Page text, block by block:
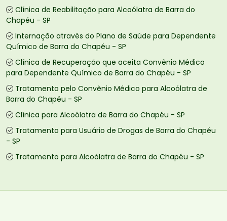
Clínica de Reabilitação para Alcoólatra de Barra do
Chapéu - SP
Internação através do Plano de Saúde para Dependente
Químico de Barra do Chapéu - SP
Clínica de Recuperação que aceita Convênio Médico
para Dependente Químico de Barra do Chapéu - SP
Tratamento pelo Convênio Médico para Alcoólatra de
Barra do Chapéu - SP
Clínica para Alcoólatra de Barra do Chapéu - SP
Tratamento para Usuário de Drogas de Barra do Chapéu
- SP
Tratamento para Alcoólatra de Barra do Chapéu - SP